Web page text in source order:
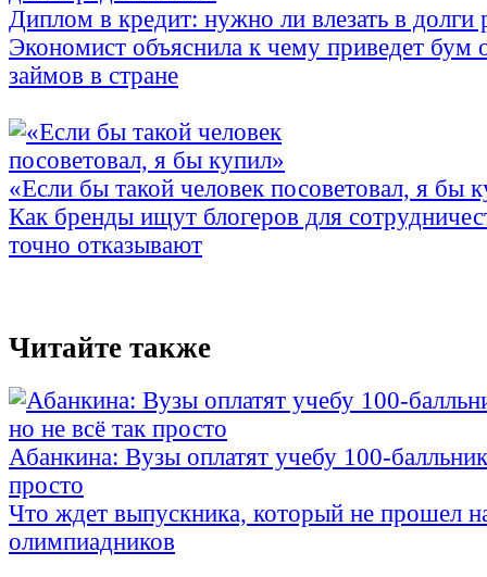
Диплом в кредит: нужно ли влезать в
Экономист объяснила к чему приведет бум
займов в стране
«Если бы такой человек посоветовал, я бы
Как бренды ищут блогеров для
точно отказывают
Читайте также
Абанкина: Вузы оплатят учебу 100-
просто
Что ждет выпускника, который не прошел
олимпиадников